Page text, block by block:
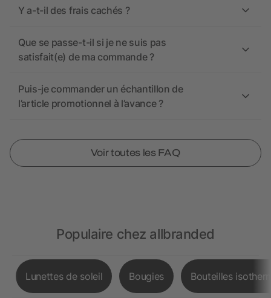
Y a-t-il des frais cachés ?
Que se passe-t-il si je ne suis pas
satisfait(e) de ma commande ?
Puis-je commander un échantillon de
l’article promotionnel à l’avance ?
Voir toutes les FAQ
Populaire chez allbranded
Lunettes de soleil Bougies Bouteilles